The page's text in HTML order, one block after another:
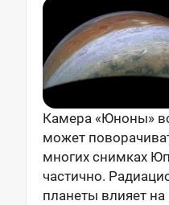
Камера «Юноны»
может
многих снимках
частично.
планеты влияет